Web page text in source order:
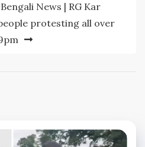
– Bengali News | RG Kar
protesting all over